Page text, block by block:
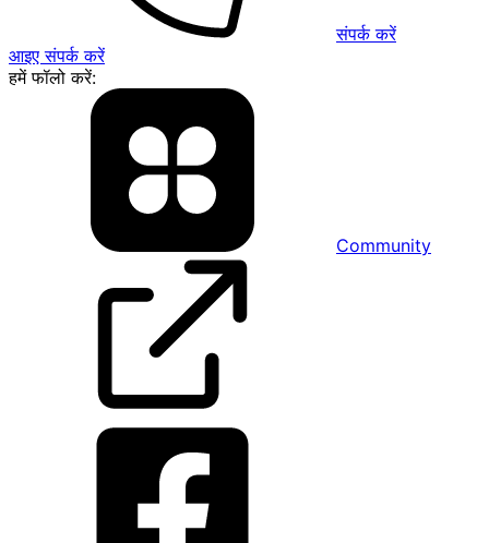
संपर्क करें
आइए संपर्क करें
हमें फॉलो करें:
Community